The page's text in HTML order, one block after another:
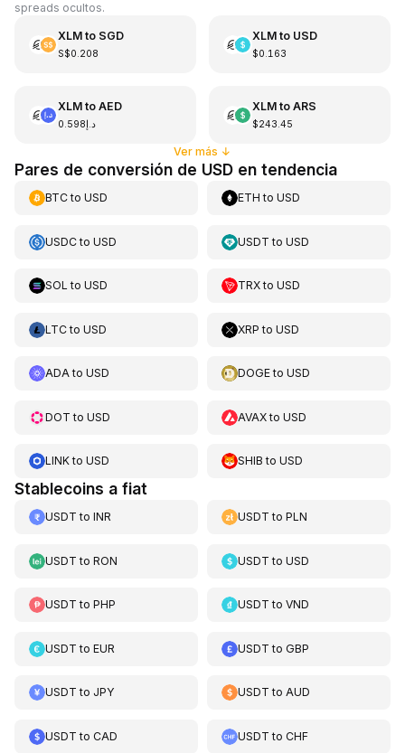
spreads ocultos.
XLMto SGD
S$0.208
XLMto USD
$0.163
XLMto AED
د.إ0.598
XLMto ARS
$243.45
Ver más ↓
Pares de conversión de USD en tendencia
BTCto USD ETH toUSD
USDCto USD USDT toUSD
SOL to USD TRXtoUSD
LTCto USD XRP toUSD
ADAto USD DOGEtoUSD
DOT to USD AVAXtoUSD
LINKto USD SHIB toUSD
Stablecoins a fiat
USDT to INR USDT toPLN
USDT to RON USDT toUSD
USDT to PHP USDT toVND
USDT to EUR USDT toGBP
USDT to JPY USDT toAUD
USDT to CAD USDT toCHF